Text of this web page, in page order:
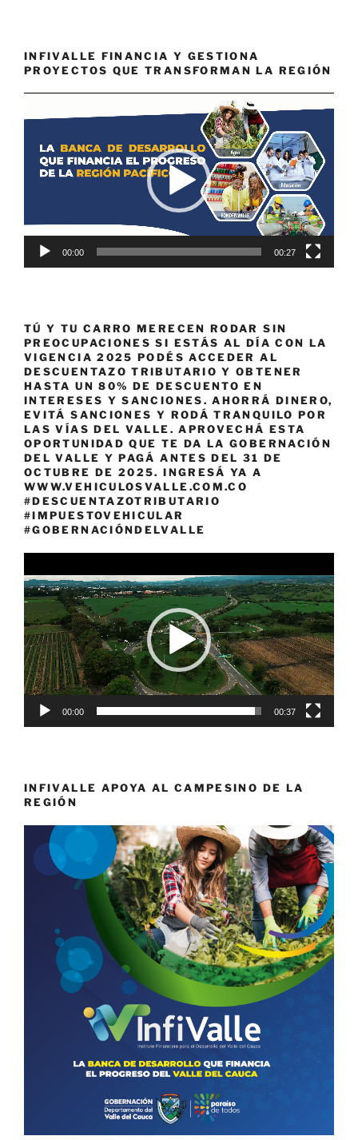
INFIVALLE FINANCIA Y GESTIONA
PROYECTOS QUE TRANSFORMAN LA REGIÓN
de
00:00 00:27
TÚ Y TU CARRO MERECEN RODAR SIN
PREOCUPACIONES SI ESTÁS AL DÍA CON LA
VIGENCIA 2025 PODÉS ACCEDER AL
DESCUENTAZO TRIBUTARIO Y OBTENER
HASTA UN 80% DE DESCUENTO EN
INTERESES Y SANCIONES. AHORRÁ DINERO,
EVITÁ SANCIONES Y RODÁ TRANQUILO POR
LAS VÍAS DEL VALLE. APROVECHÁ ESTA
OPORTUNIDAD QUE TE DA LA GOBERNACIÓN
DEL VALLE Y PAGÁ ANTES DEL 31 DE
OCTUBRE DE 2025. INGRESÁ YA A
WWW.VEHICULOSVALLE.COM.CO
#DESCUENTAZOTRIBUTARIO
#IMPUESTOVEHICULAR
#GOBERNACIÓNDELVALLE
de
vídeo
00:00 00:37
INFIVALLE APOYA AL CAMPESINO DE LA
REGIÓN